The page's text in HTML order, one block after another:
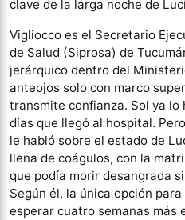
clave de la larga noche de
Vigliocco es el Secretario
de Salud (Siprosa) de
jerárquico dentro del
anteojos solo con marco
transmite confianza. Sol ya
días que llegó al hospital.
le habló sobre el estado de
llena de coágulos, con la
que podía morir desangrada
Según él, la única opción
esperar cuatro semanas más